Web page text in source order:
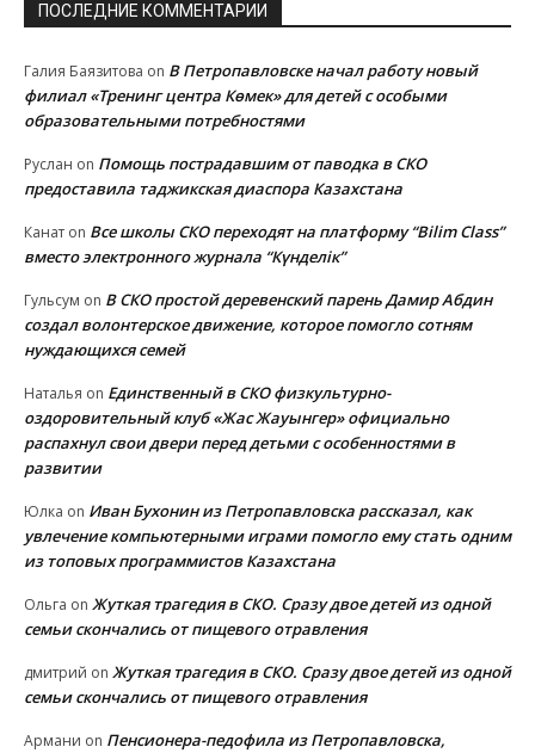
ПОСЛЕДНИЕ КОММЕНТАРИИ
Галия Баязитова on В Петропавловске начал работу новый
филиал «Тренинг центра Көмек» для детей с особыми
образовательными потребностями
Руслан on Помощь пострадавшим от паводка в СКО
предоставила таджикская диаспора Казахстана
Канат on Все школы СКО переходят на платформу “Bilim Class”
вместо электронного журнала “Күнделік”
Гульсум on В СКО простой деревенский парень Дамир Абдин
создал волонтерское движение, которое помогло сотням
нуждающихся семей
Наталья on Единственный в СКО физкультурно-
оздоровительный клуб «Жас Жауынгер» официально
распахнул свои двери перед детьми с особенностями в
развитии
Юлка on Иван Бухонин из Петропавловска рассказал, как
увлечение компьютерными играми помогло ему стать одним
из топовых программистов Казахстана
Ольга on Жуткая трагедия в СКО. Сразу двое детей из одной
семьи скончались от пищевого отравления
дмитрий on Жуткая трагедия в СКО. Сразу двое детей из одной
семьи скончались от пищевого отравления
Армани on Пенсионера-педофила из Петропавловска,